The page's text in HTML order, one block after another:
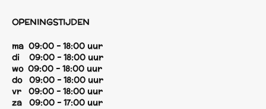
OPENINGSTIJDEN
ma 09:00 - 18:00 uur
di 09:00 - 18:00 uur
wo 09:00 - 18:00 uur
do 09:00 - 18:00 uur
vr 09:00 - 18:00 uur
za 09:00 - 17:00 uur